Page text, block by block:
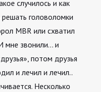
случилось и как
головоломки
MBR или схватил
мне звонили… и
потом друзья
и лечил и лечил..
Несколько